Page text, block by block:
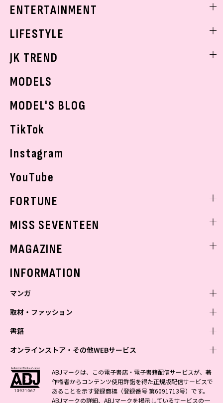
ベストコスメ
ボディケア
学校ヘアメイク
ENTERTAINMENT
K-POP
LIFESTYLE
モデルの購入品
おでかけ
JK TREND
MODELS
MODEL'S BLOG
TikTok
Instagram
YouTube
FORTUNE
MISS SEVENTEEN
MAGAZINE
INFORMATION
マンガ
少年マンガ
Vジャンプ
最強ジャンプ
少年ジャンプ+
ジャンプTOON
青年マンガ
ZEBRACK
S-MANGA
少女マンガ
ZEBRACK
S-MANGA
女性マンガ
ジャンプTOON
取材・ファッション
ファッション・美容
BAILA
MAQUIA
芸能・情報・スポーツ
週プレNEWS
週プレ グラジャパ!
書籍
文芸・文庫・総合
小説すばる
集英社 文芸ステーション
学芸・ノンフィクション・新書
1日5分で、明日は変わる よみタイ yomitai
集英社学芸部 - 学芸・ノンフィクション
ライトノベル・ノベライズ
オンラインストア・その他WEBサービス
オンラインストア
OTO
SHUEISHA MANGA-ART HERITAGE
その他WEBサービス
ABJマークは、この電子書店・電子書籍配信サービスが、著
作権者からコンテンツ使用許諾を得た正規版配信サービスで
あることを示す登録商標（登録番号 第6091713号）です。
ABJマークの詳細、ABJマークを掲示しているサービスの一